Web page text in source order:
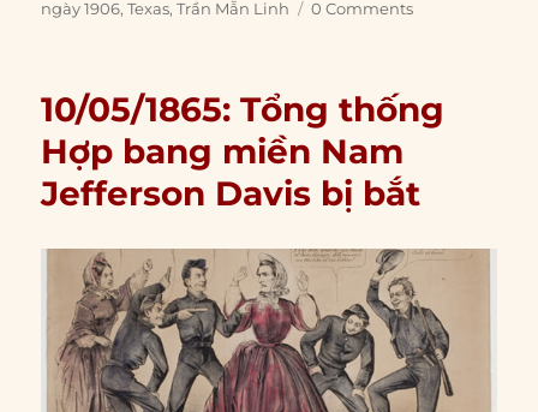
on
ngày 1906,Texas,Trần Mẫn Linh 0 Comments
10/05/1865: Tổng thống
Hợp bang miền Nam
Jefferson Davis bị bắt